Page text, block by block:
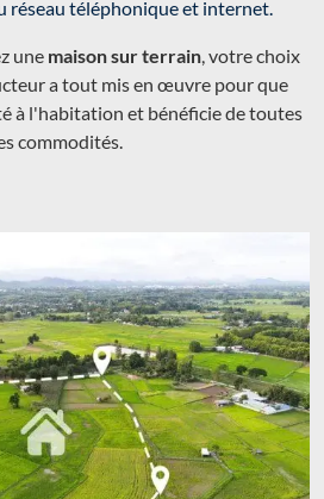
réseau téléphonique et internet.
une maison sur terrain , votre choix
a tout mis en œuvre pour que
à l'habitation et bénéficie de toutes
commodités.